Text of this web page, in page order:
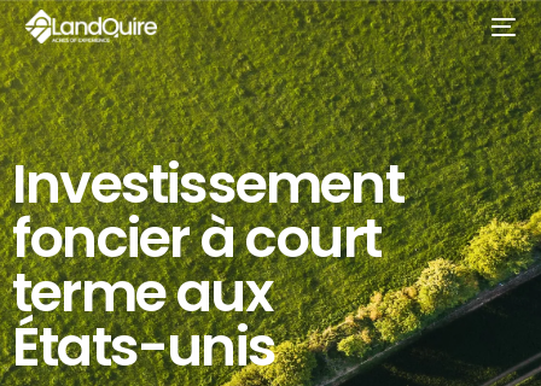
Investissement
foncieràcourt
termeaux
États-unis